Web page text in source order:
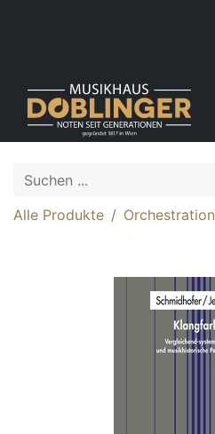
Alle Produkte Orchestration